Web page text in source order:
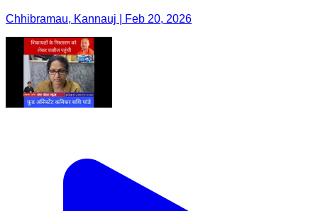
Chhibramau, Kannauj | Feb 20, 2026